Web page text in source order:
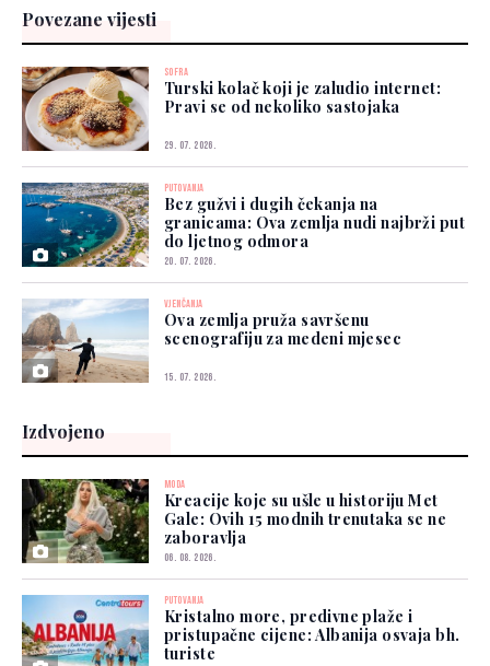
Povezane vijesti
SOFRA
Turski kolač koji je zaludio internet:
Pravi se od nekoliko sastojaka
29. 07. 2026.
PUTOVANJA
Bez gužvi i dugih čekanja na
granicama: Ova zemlja nudi najbrži put
do ljetnog odmora
20. 07. 2026.
VJENČANJA
Ova zemlja pruža savršenu
scenografiju za medeni mjesec
15. 07. 2026.
Izdvojeno
MODA
Kreacije koje su ušle u historiju Met
Gale: Ovih 15 modnih trenutaka se ne
zaboravlja
06. 08. 2026.
PUTOVANJA
Kristalno more, predivne plaže i
pristupačne cijene: Albanija osvaja bh.
turiste